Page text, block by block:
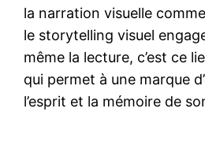
la narration visuelle
le storytelling visuel
même la lecture, c’est ce
qui permet à une marque
l’esprit et la mémoire de